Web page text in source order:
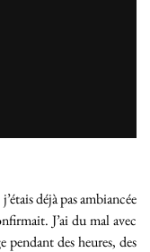
déjà pas ambiancée
J’ai du mal avec
pendant des heures, des